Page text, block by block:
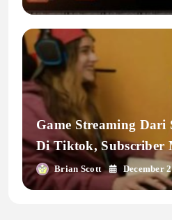
Game Streaming
Di Tiktok, Subscriber
Brian Scott December